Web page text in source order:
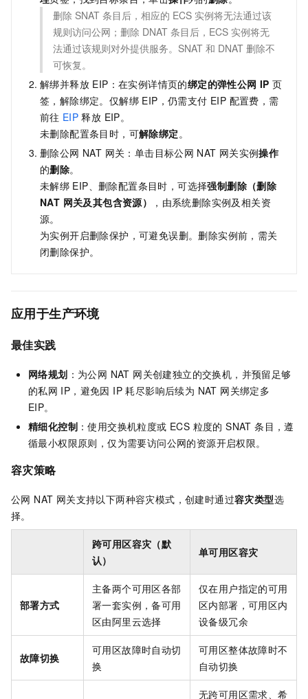
删除 SNAT 条目后，相应的 ECS 实例将无法通过该
规则访问公网；删除 DNAT 条目后，ECS 实例将无
法通过该规则对外提供服务。SNAT 和 DNAT 删除不
可恢复。
解绑并释放 EIP：在实例详情页的绑定的弹性公网 IP 页
签，解除绑定。仅解绑 EIP，仍需支付 EIP 配置费，需
前往 EIP 释放 EIP。
未删除配置条目时，可解除绑定。
删除公网 NAT 网关：单击目标公网 NAT 网关实例操作
的删除。
未解绑 EIP、删除配置条目时，可选择强制删除（删除
NAT 网关及其包含资源）
，由系统删除实例及相关资
源。
为实例开启删除保护，可避免误删。删除实例前，需关
闭删除保护。
应用于生产环境
最佳实践
网络规划 ：为公网 NAT 网关创建独立的交换机，并预留足够
的私网 IP，避免因 IP 耗尽影响后续为 NAT 网关绑定多
EIP。
精细化控制 ：使用交换机粒度或 ECS 粒度的 SNAT 条目，遵
循最小权限原则，仅为需要访问公网的资源开启权限。
容灾策略
公网 NAT 网关支持以下两种容灾模式，创建时通过容灾类型选
择。
跨可用区容灾（默
认）
单可用区容灾
部署方式
主备两个可用区各部
署一套实例，备可用
区由阿里云选择
仅在用户指定的可用
区内部署，可用区内
设备级冗余
故障切换
可用区故障时自动切
换
可用区整体故障时不
自动切换
无跨可用区需求、希